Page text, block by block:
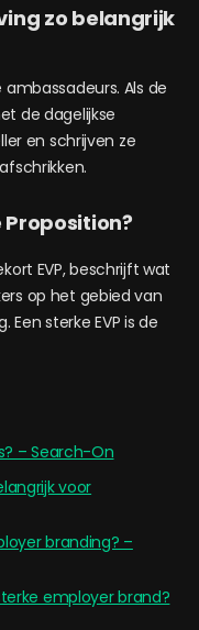
zo belangrijk
Als de
de dagelijkse
en schrijven ze
Proposition?
EVP, beschrijft wat
op het gebied van
Een sterke EVP is de
– Search-On
voor
branding? –
employer brand?